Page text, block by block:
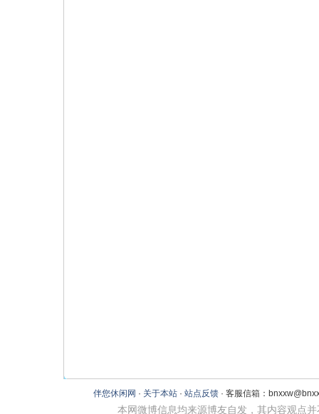
伴您休闲网 · 关于本站 · 站点反馈 · 客服信箱：
本网微博信息均来源博友自发，其内容观点并不代表